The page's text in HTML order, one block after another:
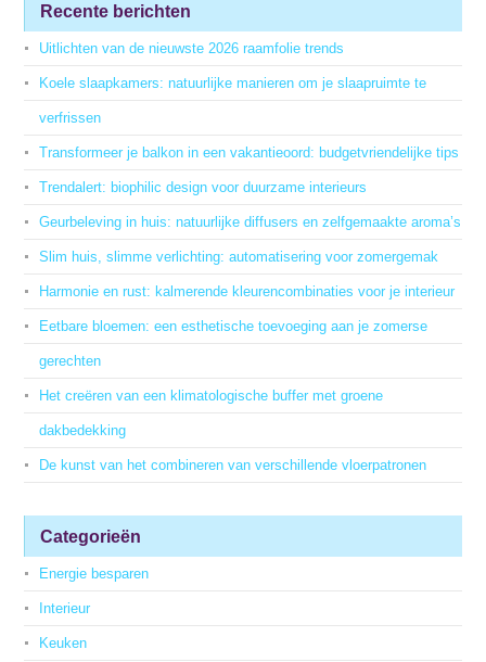
Recente berichten
Uitlichten van de nieuwste 2026 raamfolie trends
Koele slaapkamers: natuurlijke manieren om je slaapruimte te
verfrissen
Transformeer je balkon in een vakantieoord: budgetvriendelijke tips
Trendalert: biophilic design voor duurzame interieurs
Geurbeleving in huis: natuurlijke diffusers en zelfgemaakte aroma’s
Slim huis, slimme verlichting: automatisering voor zomergemak
Harmonie en rust: kalmerende kleurencombinaties voor je interieur
Eetbare bloemen: een esthetische toevoeging aan je zomerse
gerechten
Het creëren van een klimatologische buffer met groene
dakbedekking
De kunst van het combineren van verschillende vloerpatronen
Categorieën
Energie besparen
Interieur
Keuken